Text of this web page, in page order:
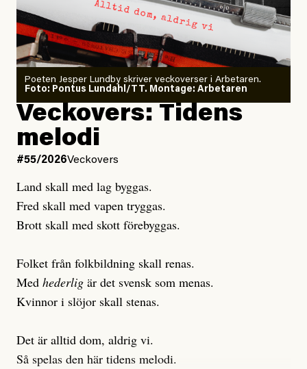
Sensationalism när ETC
granskar vänstern
Publicerad6 August, 2026
Uppdaterad7 August, 2026
minska
Joel Kellgren
Publicerad3 August, 2026
Uppdaterad3 August, 2026
Poeten Jesper Lundby skriver veckoverser i Arbetaren.
Foto: Pontus Lundahl/TT. Montage: Arbetaren
Veckovers: Tidens
melodi
#55/2026Veckovers
Land skall med lag byggas.
Fred skall med vapen tryggas.
Brott skall med skott förebyggas.
Folket från folkbildning skall renas.
Med hederlig är det svensk som menas.
Kvinnor i slöjor skall stenas.
Det är alltid dom, aldrig vi.
Så spelas den här tidens melodi.